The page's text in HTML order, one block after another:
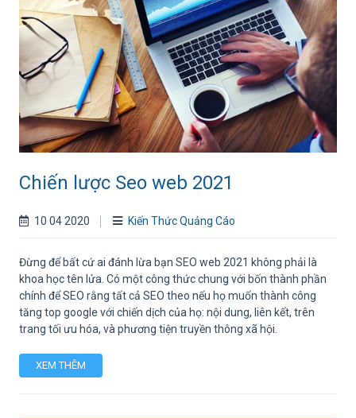
Chiến lược Seo web 2021
10 04 2020 Kiến Thức Quảng Cáo
Đừng để bất cứ ai đánh lừa bạn SEO web 2021 không phải là
khoa học tên lửa. Có một công thức chung với bốn thành phần
chính để SEO rằng tất cả SEO theo nếu họ muốn thành công
tăng top google với chiến dịch của họ: nội dung, liên kết, trên
trang tối ưu hóa, và phương tiện truyền thông xã hội.
XEM THÊM